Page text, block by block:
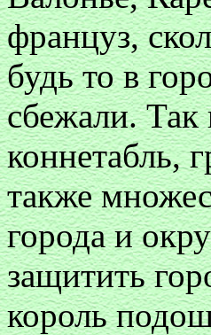
француз,
будь то в
сбежали.
коннетабль,
также
города и
защитить
король